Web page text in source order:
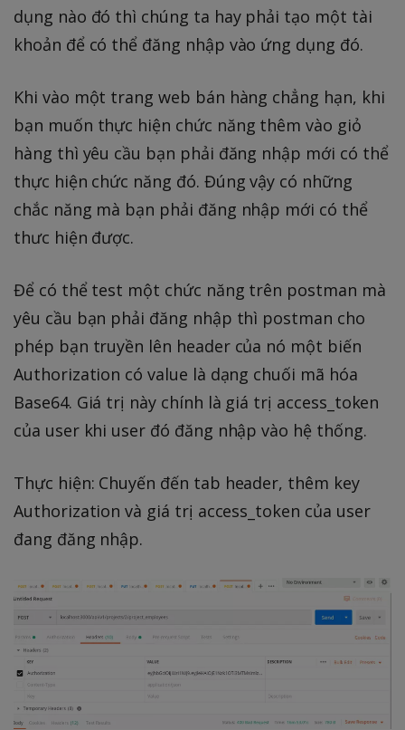
dụng nào đó thì chúng ta hay phải tạo một tài
khoản để có thể đăng nhập vào ứng dụng đó.
Khi vào một trang web bán hàng chẳng hạn, khi
bạn muốn thực hiện chức năng thêm vào giỏ
hàng thì yêu cầu bạn phải đăng nhập mới có thể
thực hiện chức năng đó. Đúng vậy có những
chắc năng mà bạn phải đăng nhập mới có thể
thưc hiện được.
Để có thể test một chức năng trên postman mà
yêu cầu bạn phải đăng nhập thì postman cho
phép bạn truyền lên header của nó một biến
Authorization có value là dạng chuối mã hóa
Base64. Giá trị này chính là giá trị access_token
của user khi user đó đăng nhập vào hệ thống.
Thực hiện: Chuyến đến tab header, thêm key
Authorization và giá trị access_token của user
đang đăng nhập.